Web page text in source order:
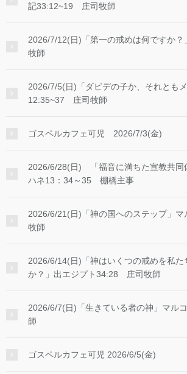
記33:12~19 庄司牧師
2026/7/12(日)「第一の戒めは何ですか
牧師
2026/7/5(日)「ダビデの子か、それとも
12:35~37 庄司牧師
ゴスペルカフェ可児 2026/7/3(金)
2026/6/28(日) 「福音に満ちた宣教共
ハネ13：34～35 棚橋主事
2026/6/21(日)「神の国へのステップ」
牧師
2026/6/14(日)「神はいくつの戒めを私た
か？」出エジプト34:28 庄司牧師
2026/6/7(日)「生きている者の神」マル
師
ゴスペルカフェ可児 2026/6/5(金)